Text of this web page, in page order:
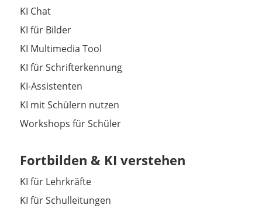
KI Chat
KI für Bilder
KI Multimedia Tool
KI für Schrifterkennung
KI-Assistenten
KI mit Schülern nutzen
Workshops für Schüler
Fortbilden & KI verstehen
KI für Lehrkräfte
KI für Schulleitungen